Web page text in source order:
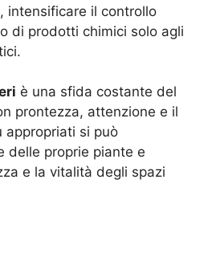
intensificare il controllo
di prodotti chimici solo agli
è una sfida costante del
prontezza, attenzione e il
appropriati si può
delle proprie piante e
e la vitalità degli spazi